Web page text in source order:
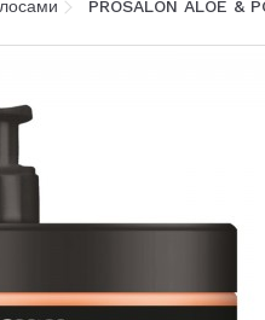
PROSALON ALOE &